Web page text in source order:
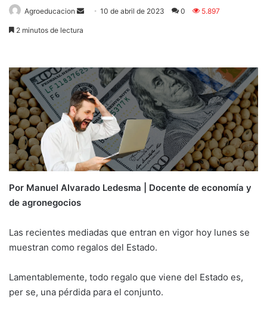
Agroeducacion
Send10 de abril de 2023 0 5.897
2 minutos de lectura
Por Manuel Alvarado Ledesma
Docente de economía y
de agronegocios
Las recientes mediadas que entran en vigor hoy lunes se
muestran como regalos del Estado.
Lamentablemente, todo regalo que viene del Estado es,
per se, una pérdida para el conjunto.